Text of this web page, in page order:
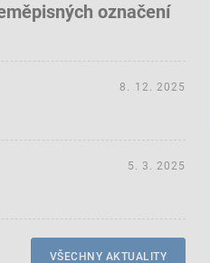
označení
8. 12. 2025
5. 3. 2025
VŠECHNY AKTUALITY